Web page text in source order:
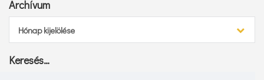
Archívum
Hónap kijelölése
Keresés…